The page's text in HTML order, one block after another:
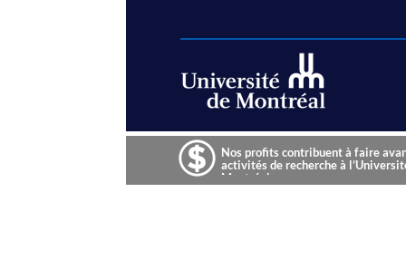
Nos profits contribuent à faire
activités de recherche à
Montréal